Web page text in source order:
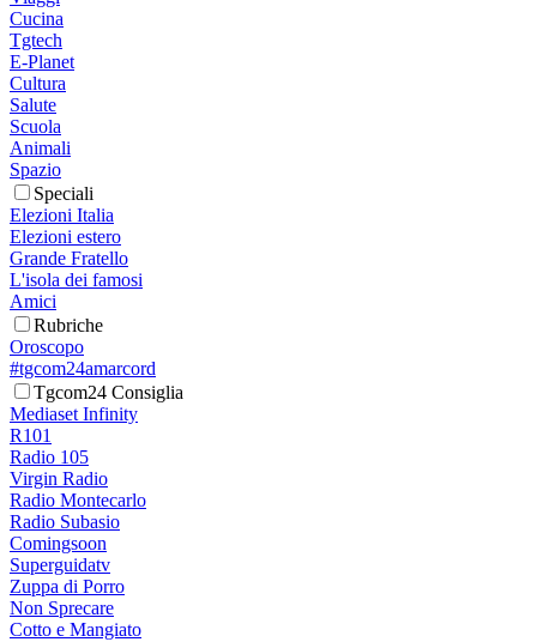
Cucina
Tgtech
E-Planet
Cultura
Salute
Scuola
Animali
Spazio
Speciali
Elezioni Italia
Elezioni estero
Grande Fratello
L'isola dei famosi
Amici
Rubriche
Oroscopo
#tgcom24amarcord
Tgcom24 Consiglia
Mediaset Infinity
R101
Radio 105
Virgin Radio
Radio Montecarlo
Radio Subasio
Comingsoon
Superguidatv
Zuppa di Porro
Non Sprecare
Cotto e Mangiato